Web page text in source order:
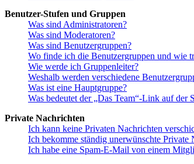
Benutzer-Stufen und Gruppen
Was sind Administratoren?
Was sind Moderatoren?
Was sind Benutzergruppen?
Wo finde ich die Benutzergruppen und wie
Wie werde ich Gruppenleiter?
Weshalb werden verschiedene
Was ist eine Hauptgruppe?
Was bedeutet der „Das Team“-Link auf der
Private Nachrichten
Ich kann keine Privaten Nachrichten
Ich bekomme ständig unerwünschte Private
Ich habe eine Spam-E-Mail von einem